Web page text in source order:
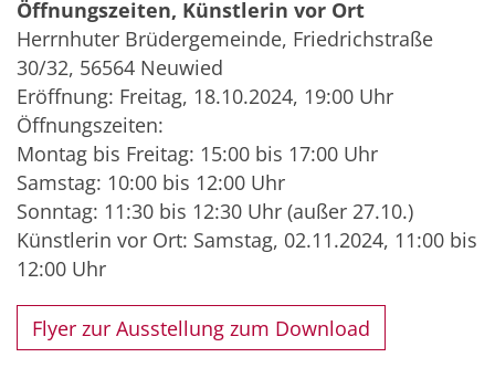
Öffnungszeiten, Künstlerin vor Ort
Herrnhuter Brüdergemeinde, Friedrichstraße
30/32, 56564 Neuwied
Eröffnung: Freitag, 18.10.2024, 19:00 Uhr
Öffnungszeiten:
Montag bis Freitag: 15:00 bis 17:00 Uhr
Samstag: 10:00 bis 12:00 Uhr
Sonntag: 11:30 bis 12:30 Uhr (außer 27.10.)
Künstlerin vor Ort: Samstag, 02.11.2024, 11:00 bis
12:00 Uhr
Flyer zur Ausstellung zum Download